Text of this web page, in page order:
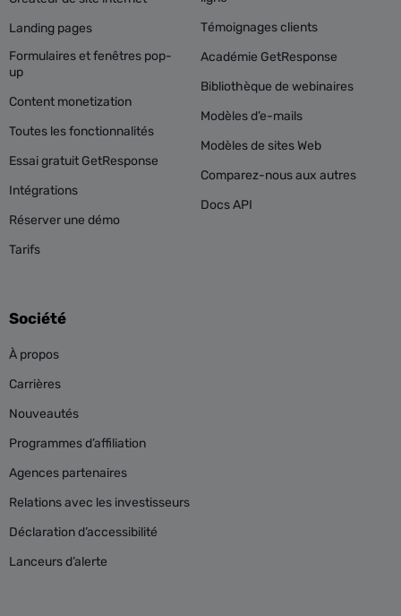
Landing pages
Formulaires et fenêtres pop-
up
Content monetization
Toutes les fonctionnalités
Essai gratuit GetResponse
Intégrations
Réserver une démo
Tarifs
Témoignages clients
Académie GetResponse
Bibliothèque de webinaires
Modèles d’e-mails
Modèles de sites Web
Comparez-nous aux autres
Docs API
Société
À propos
Carrières
Nouveautés
Programmes d’affiliation
Agences partenaires
Relations avec les investisseurs
Déclaration d’accessibilité
Lanceurs d’alerte